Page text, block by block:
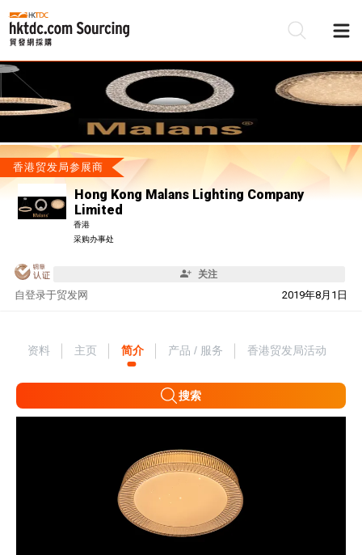
香港贸发局参展商
Hong Kong Malans Lighting Company
Limited
香港
采购办事处
关注
自 2019年8月1日
登录于贸发网
资料 主页 简介 产品 / 服务 香港贸发局活动
搜索